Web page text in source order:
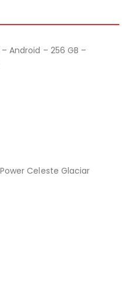
Android – 256 GB –
Celeste Glaciar